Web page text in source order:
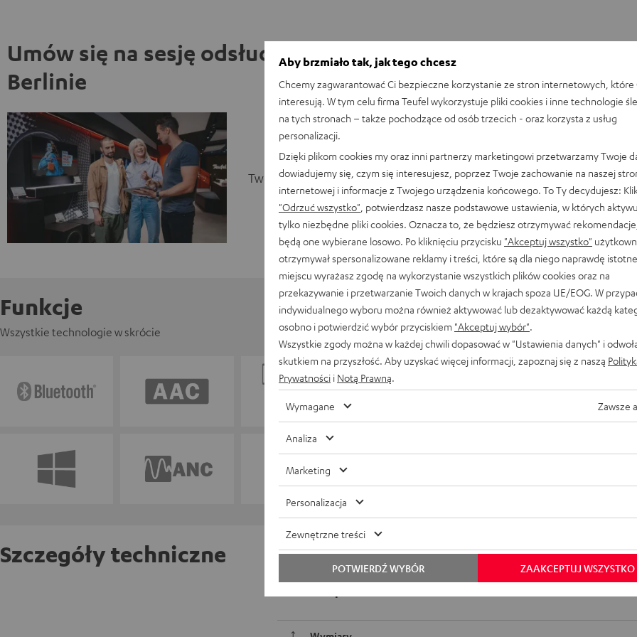
Umów się na sesję odsłuchową w sklepie Audiomagic w
Berlinie
Twoja sesja odsłuchowa
Gęsia skórka gwarantowana! Zajrzyj do sklepu
naszego sklepu w Berlinie i przetestuj nasze
produkty na własnych uszach! Czy to
kompaktowe słuchawki, czy systemy dźwiękowe
5.1 – pracownicy sklepu służą Ci pomocą i fachową
radą. Umów się na wizytę w sklepie z doradcami i
odkryj dźwięk Teufel na żywo.
Funkcje
Wszystkie technologie w skrócie
Szczegóły techniczne
Aby brzmiało tak, jak tego chcesz
Chcemy zagwarantować Ci bezpieczne korzystanie ze stron internetowych, które
interesują. W tym celu firma Teufel wykorzystuje pliki cookies i inne technologie
na tych stronach – także pochodzące od osób trzecich - oraz korzysta z usług
personalizacji.
Dzięki plikom cookies my oraz inni partnerzy marketingowi przetwarzamy Twoje
dowiadujemy się, czym się interesujesz, poprzez Twoje zachowanie na naszej
internetowej i informacje z Twojego urządzenia końcowego. To Ty decydujesz:
"Odrzuć wszystko" , potwierdzasz nasze podstawowe ustawienia, w których
tylko niezbędne pliki cookies. Oznacza to, że będziesz otrzymywać
będą one wybierane losowo. Po kliknięciu przycisku "Akceptuj wszystko"
otrzymywał spersonalizowane reklamy i treści, które są dla niego naprawdę
miejscu wyrażasz zgodę na wykorzystanie wszystkich plików cookies oraz na
przekazywanie i przetwarzanie Twoich danych w krajach spoza UE/EOG. W
indywidualnego wyboru można również aktywować lub dezaktywować każdą
osobno i potwierdzić wybór przyciskiem "Akceptuj wybór"
Wszystkie zgody można w każdej chwili dopasować w "Ustawienia danych" i
skutkiem na przyszłość. Aby uzyskać więcej informacji, zapoznaj się z naszą
Prywatności i Notą Prawną
Wymagane Zawsze
Analiza
Marketing
Personalizacja
Zewnętrzne treści
ZAAKCEPTUJ WSZYSTKO
POTWIERDŹ WYBÓR